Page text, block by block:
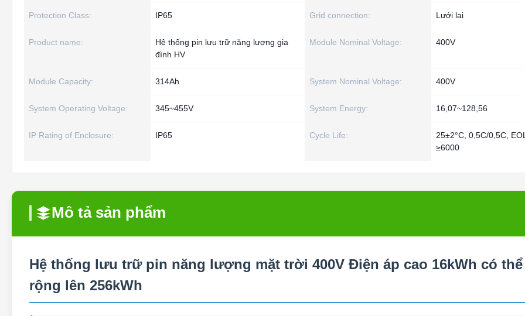
Protection Class: IP65 Grid connection: Lưới lai
Product name:
Hệ thống pin lưu trữ năng lượng gia
đình HV
Module Nominal Voltage: 400V
Module Capacity: 314Ah System Nominal Voltage: 400V
System Operating Voltage: 345~455V System Energy: 16,07~128,56
IP Rating of Enclosure: IP65 Cycle Life:
25±2°C, 0,5C/0,5C,
≥6000
Mô tả sản phẩm
Hệ thống lưu trữ pin năng lượng mặt trời 400V Điện áp cao 16kWh có
rộng lên 256kWh